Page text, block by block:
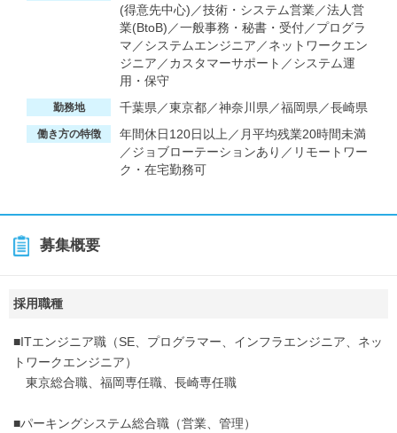
(得意先中心)／技術・システム営業／法人営
業(BtoB)／一般事務・秘書・受付／プログラ
マ／システムエンジニア／ネットワークエン
ジニア／カスタマーサポート／システム運
用・保守
勤務地 千葉県／東京都／神奈川県／福岡県／長崎県
働き方の特徴
年間休日120日以上／月平均残業20時間未満
／ジョブローテーションあり／リモートワー
ク・在宅勤務可
募集概要
採用職種
■ITエンジニア職（SE、プログラマー、インフラエンジニア、ネッ
トワークエンジニア）
東京総合職、福岡専任職、長崎専任職
■パーキングシステム総合職（営業、管理）